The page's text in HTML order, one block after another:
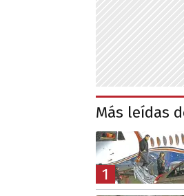
Más leídas
1